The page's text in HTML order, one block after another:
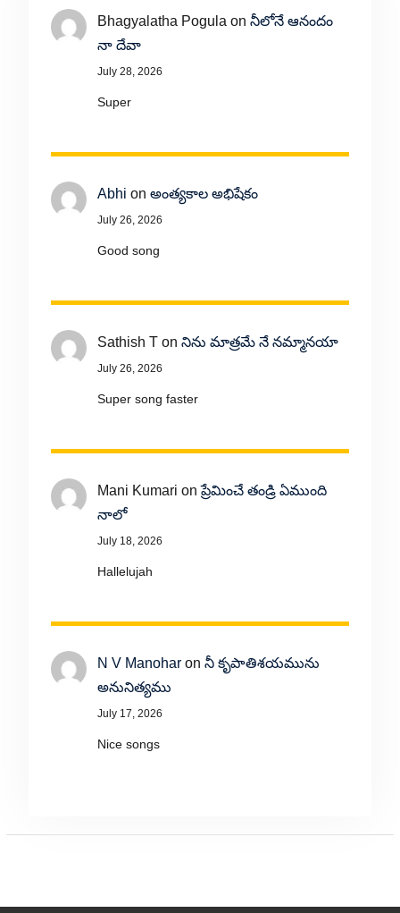
Bhagyalatha Pogula on నీలోనే ఆనందం
నా దేవా
July 28, 2026
Super
Abhi on అంత్యకాల అభిషేకం
July 26, 2026
Good song
Sathish Ton నిను మాత్రమే నే నమ్మానయా
July 26, 2026
Super song faster
Mani Kumari onప్రేమించే తండ్రి ఏముంది
నాలో
July 18, 2026
Hallelujah
N V Manoharon నీ కృపాతిశయమును
అనునిత్యము
July 17, 2026
Nice songs